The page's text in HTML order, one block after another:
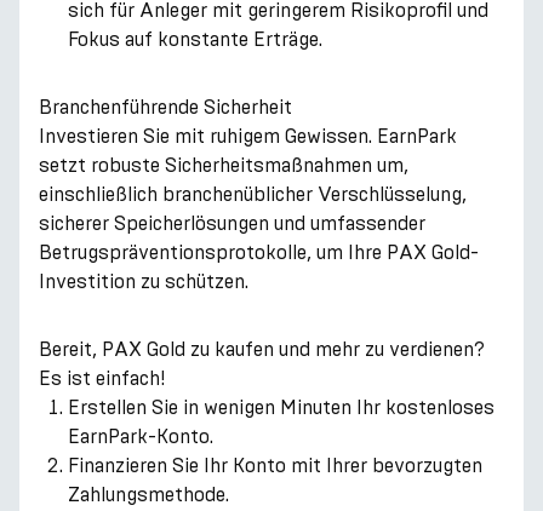
sich für Anleger mit geringerem Risikoprofil und
Fokus auf konstante Erträge.
Branchenführende Sicherheit
Investieren Sie mit ruhigem Gewissen. EarnPark
setzt robuste Sicherheitsmaßnahmen um,
einschließlich branchenüblicher Verschlüsselung,
sicherer Speicherlösungen und umfassender
Betrugspräventionsprotokolle, um Ihre PAX Gold-
Investition zu schützen.
Bereit, PAX Gold zu kaufen und mehr zu verdienen?
Es ist einfach!
Erstellen Sie in wenigen Minuten Ihr kostenloses
EarnPark-Konto.
Finanzieren Sie Ihr Konto mit Ihrer bevorzugten
Zahlungsmethode.